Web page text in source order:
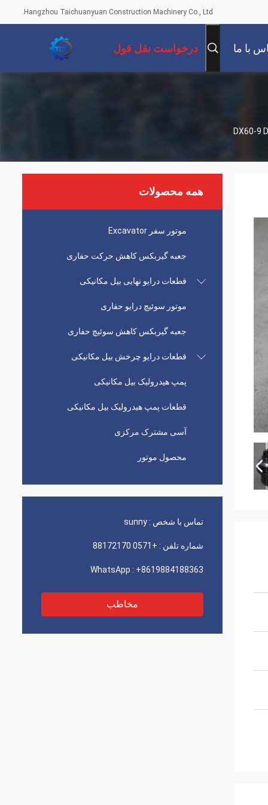
Hangzhou Taichuanyuan Construction Machinery Co., Ltd.
با ما درخواست نقل قول
همه محصولات
موتور سفر Excavator
جعبه گیربکس کاهش حرکت حفاری
قطعات درایو نهایی بیل مکانیکی
موتور سوئیچ درایو حفاری
جعبه گیربکس کاهش سوئیچ حفاری
قطعات درایو چرخش بیل مکانیکی
پمپ هیدرولیک بیل مکانیکی
قطعات پمپ هیدرولیک بیل مکانیکی
آسی مشترک مرکزی
محصول موتور
تماس با شخص : sunny
شماره تلفن : +0571 88172170
WhatsApp : +8619884188363
مخاطب